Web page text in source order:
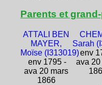
Parents et
ATTALI BEN
MAYER,
Moïse (I313019)
env 1795 -
ava 20 mars
1866
Sarah
env
ava 20